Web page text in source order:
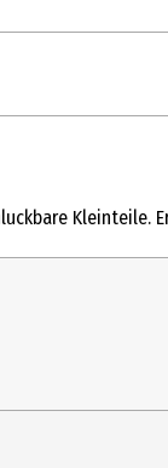
Kleinteile.